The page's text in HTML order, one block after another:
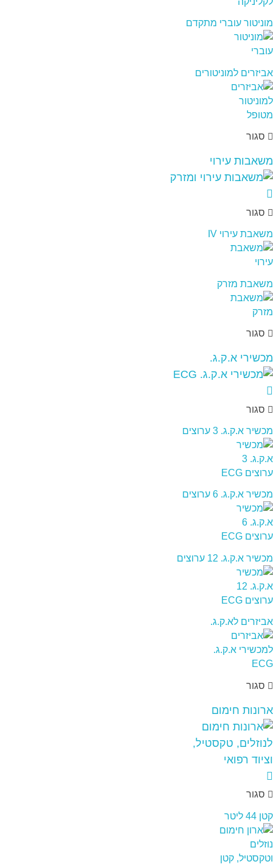
מוניטור עוברי מתקדם
אביזרים למוניטורים
סגור
משאבות עירוי
סגור
משאבת עירוי IV
משאבת מזרק
סגור
מכשירי א.ק.ג.
סגור
מכשיר א.ק.ג. 3 ערוצים
מכשיר א.ק.ג. 6 ערוצים
מכשיר א.ק.ג. 12 ערוצים
אביזרים לא.ק.ג.
סגור
ארונות חימום
סגור
קטן 44 ליטר